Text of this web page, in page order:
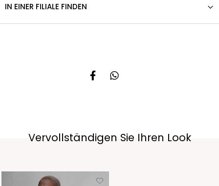
IN EINER FILIALE FINDEN
Vervollständigen Sie Ihren Look